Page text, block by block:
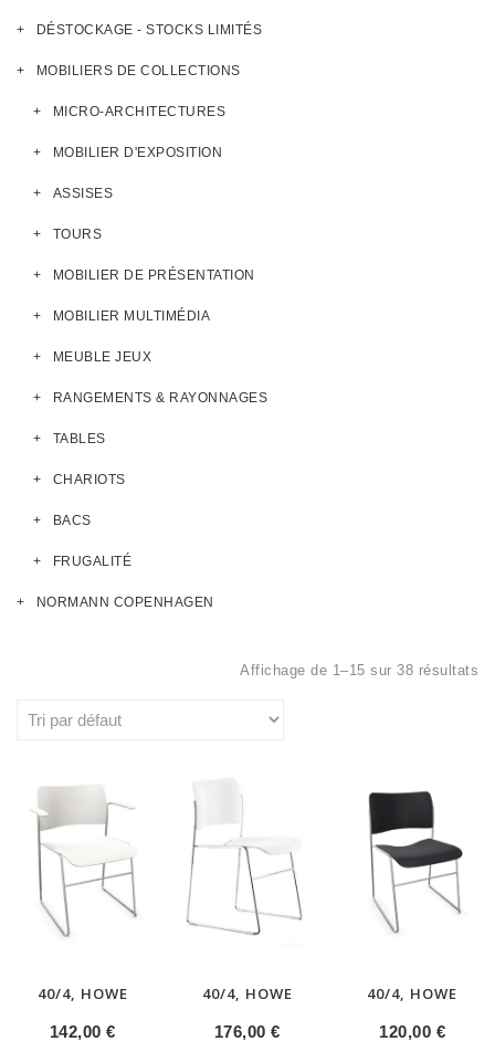
DÉSTOCKAGE - STOCKS LIMITÉS
MOBILIERS DE COLLECTIONS
MICRO-ARCHITECTURES
MOBILIER D'EXPOSITION
ASSISES
TOURS
MOBILIER DE PRÉSENTATION
MOBILIER MULTIMÉDIA
MEUBLE JEUX
RANGEMENTS & RAYONNAGES
TABLES
CHARIOTS
BACS
FRUGALITÉ
NORMANN COPENHAGEN
Affichage de 1–15 sur 38 résultats
40/4, HOWE
142,00€
40/4, HOWE
176,00€
40/4, HOWE
120,00 €